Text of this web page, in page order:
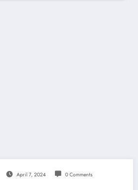
April 7, 2024 0 Comments